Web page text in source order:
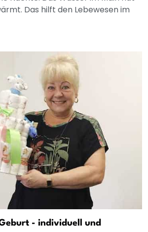
Das hilft den Lebewesen im
- individuell und